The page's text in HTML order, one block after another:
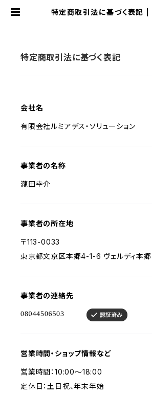
特定商取引法に基づく表記
特定商取引法に基づく表記
会社名
有限会社ルミアデス・ソリューション
事業者の名称
瀧田幸介
事業者の所在地
〒113-0033
東京都文京区本郷4-1-6 ヴェルディ本
事業者の連絡先
営業時間・ショップ情報など
営業時間：10:00〜18:00
定休日：土日祝、年末年始